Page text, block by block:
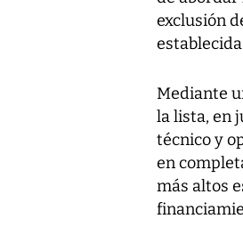
exclusión
Mediante
la lista, en
técnico y
en
más altos